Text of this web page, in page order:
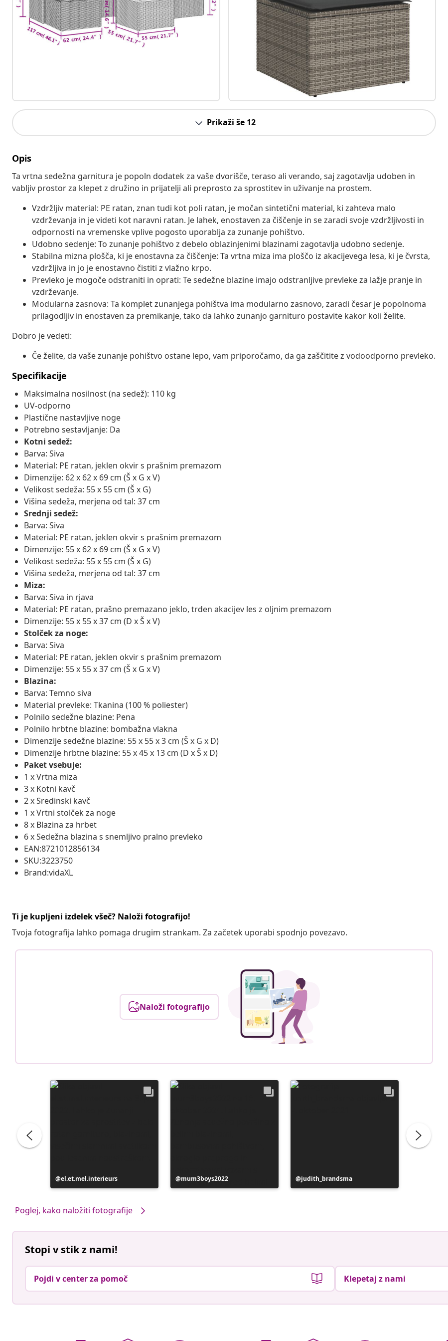
Prikaži še 12
Opis
Ta vrtna sedežna garnitura je popoln dodatek za vaše dvorišče, teraso ali verando, saj zagotavlja udoben in
vabljiv prostor za klepet z družino in prijatelji ali preprosto za sprostitev in uživanje na prostem.
Vzdržljiv material: PE ratan, znan tudi kot poli ratan, je močan sintetični material, ki zahteva malo
vzdrževanja in je videti kot naravni ratan. Je lahek, enostaven za čiščenje in se zaradi svoje vzdržljivosti in
odpornosti na vremenske vplive pogosto uporablja za zunanje pohištvo.
Udobno sedenje: To zunanje pohištvo z debelo oblazinjenimi blazinami zagotavlja udobno sedenje.
Stabilna mizna plošča, ki je enostavna za čiščenje: Ta vrtna miza ima ploščo iz akacijevega lesa, ki je čvrsta,
vzdržljiva in jo je enostavno čistiti z vlažno krpo.
Prevleko je mogoče odstraniti in oprati: Te sedežne blazine imajo odstranljive prevleke za lažje pranje in
vzdrževanje.
Modularna zasnova: Ta komplet zunanjega pohištva ima modularno zasnovo, zaradi česar je popolnoma
prilagodljiv in enostaven za premikanje, tako da lahko zunanjo garnituro postavite kakor koli želite.
Dobro je vedeti:
Če želite, da vaše zunanje pohištvo ostane lepo, vam priporočamo, da ga zaščitite z vodoodporno prevleko.
Specifikacije
Maksimalna nosilnost (na sedež): 110 kg
UV-odporno
Plastične nastavljive noge
Potrebno sestavljanje: Da
Kotni sedež:
Barva: Siva
Material: PE ratan, jeklen okvir s prašnim premazom
Dimenzije: 62 x 62 x 69 cm (Š x G x V)
Velikost sedeža: 55 x 55 cm (Š x G)
Višina sedeža, merjena od tal: 37 cm
Srednji sedež:
Barva: Siva
Material: PE ratan, jeklen okvir s prašnim premazom
Dimenzije: 55 x 62 x 69 cm (Š x G x V)
Velikost sedeža: 55 x 55 cm (Š x G)
Višina sedeža, merjena od tal: 37 cm
Miza:
Barva: Siva in rjava
Material: PE ratan, prašno premazano jeklo, trden akacijev les z oljnim premazom
Dimenzije: 55 x 55 x 37 cm (D x Š x V)
Stolček za noge:
Barva: Siva
Material: PE ratan, jeklen okvir s prašnim premazom
Dimenzije: 55 x 55 x 37 cm (Š x G x V)
Blazina:
Barva: Temno siva
Material prevleke: Tkanina (100 % poliester)
Polnilo sedežne blazine: Pena
Polnilo hrbtne blazine: bombažna vlakna
Dimenzije sedežne blazine: 55 x 55 x 3 cm (Š x G x D)
Dimenzije hrbtne blazine: 55 x 45 x 13 cm (D x Š x D)
Paket vsebuje:
1 x Vrtna miza
3 x Kotni kavč
2 x Sredinski kavč
1 x Vrtni stolček za noge
8 x Blazina za hrbet
6 x Sedežna blazina s snemljivo pralno prevleko
EAN:8721012856134
SKU:3223750
Brand:vidaXL
Ti je kupljeni izdelek všeč? Naloži fotografijo!
Tvoja fotografija lahko pomaga drugim strankam. Za začetek uporabi spodnjo povezavo.
Naloži fotografijo
Objavo
je
el.et.mel.interieurs
Objavo
je
mum3boys2022
Objavo
je
judith_brandsma
Poglej, kako naložiti fotografije
Stopi v stik z nami!
Pojdi v center za pomoč Klepetaj z nami